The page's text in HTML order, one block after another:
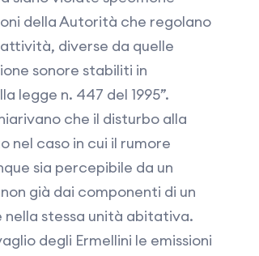
della Autorità che regolano
diverse da quelle
sonore stabiliti in
legge n. 447 del 1995”.
che il disturbo alla
nel caso in cui il rumore
sia percepibile da un
già dai componenti di un
stessa unità abitativa.
degli Ermellini le emissioni